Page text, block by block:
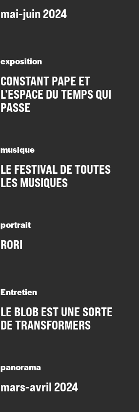
mai-juin 2024
exposition
CONSTANT PAPE ET
L’ESPACE DU TEMPS QUI
PASSE
musique
LE FESTIVAL DE TOUTES
LES MUSIQUES
portrait
RORI
Entretien
LE BLOB EST UNE SORTE
DE TRANSFORMERS
panorama
mars-avril 2024